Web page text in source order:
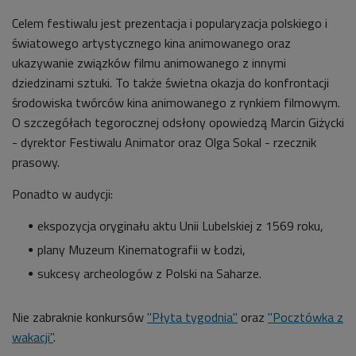
Celem festiwalu jest prezentacja i popularyzacja polskiego i
światowego artystycznego kina animowanego oraz
ukazywanie związków filmu animowanego z innymi
dziedzinami sztuki. To także świetna okazja do konfrontacji
środowiska twórców kina animowanego z rynkiem filmowym.
O szczegółach tegorocznej odsłony opowiedzą Marcin Giżycki
- dyrektor Festiwalu Animator oraz Olga Sokal - rzecznik
prasowy.
Ponadto w audycji:
ekspozycja oryginału aktu Unii Lubelskiej z 1569 roku,
plany Muzeum Kinematografii w Łodzi,
sukcesy archeologów z Polski na Saharze.
Nie zabraknie konkursów"Płyta tygodnia" oraz "Pocztówka z
wakacji".